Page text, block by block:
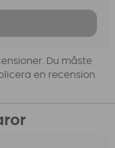
Du måste
en recension.